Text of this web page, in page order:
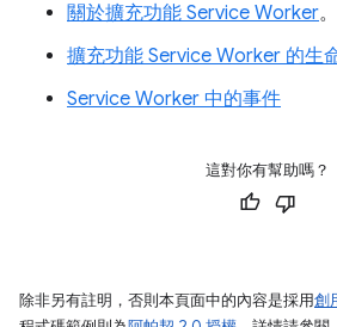
關於擴充功能 Service Worker。
擴充功能 Service Worker 的生
Service Worker 中的事件
這對你有幫助嗎？
除非另有註明，否則本頁面中的內容是採用創